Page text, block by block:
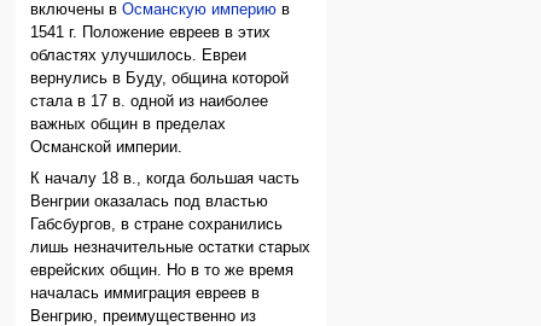
включены вОсманскую империю в
1541 г. Положение евреев в этих
областях улучшилось. Евреи
вернулись в Буду, община которой
стала в 17 в. одной из наиболее
важных общин в пределах
Османской империи.
К началу 18 в., когда большая часть
Венгрии оказалась под властью
Габсбургов, в стране сохранились
лишь незначительные остатки старых
еврейских общин. Но в то же время
началась иммиграция евреев в
Венгрию, преимущественно из